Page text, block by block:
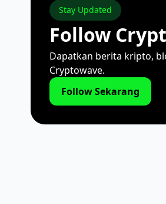
Stay Updated
Follow
Dapatkan berita kripto,
Cryptowave.
Follow Sekarang